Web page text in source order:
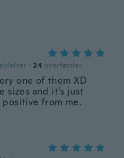
· 24 overførsler
one of them XD
sizes and it’s just
from me.